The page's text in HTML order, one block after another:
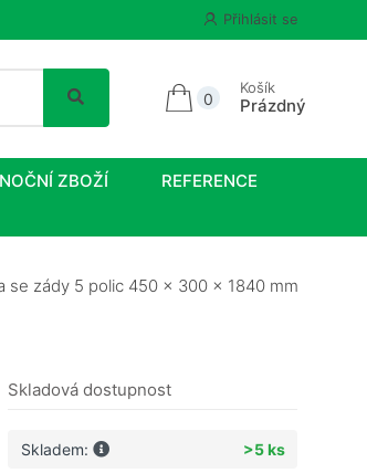
Přihlásit se
0
Košík
Prázdný
ZBOŽÍ
REFERENCE
se zády 5 polic 450 x 300 x 1840 mm
Skladová dostupnost
Skladem: >5 ks